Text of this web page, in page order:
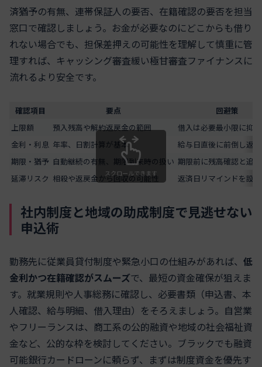
済猶予の有無、連帯保証人の要否、在籍確認の要否を担当
窓口で確認しましょう。お金が必要なのにどこからも借り
れない場合でも、担保差押えの可能性を理解して慎重に管
理すれば、キャッシング審査緩い極甘審査ファイナンスに
流れるより安全です。
確認項目 要点
回避策
上限額
預入残高や解約返戻金の範囲
借入は必要最小限に抑
金利・利息 年率、日割計算が基本
給与日直後に前倒し返済
期限・猶予 自動継続の有無、期限到来時の扱い 期限前に残高確認と追
延滞リスク 相殺や返戻金から回収の可能性 返済日リマインドを設定
スクロールできます
社内制度と地域の助成制度で見逃せない
申込術
勤務先に従業員貸付制度や緊急小口の仕組みがあれば、 低
金利かつ在籍確認がスムーズで、最短の資金確保が狙えま
す。就業規則や人事総務に確認し、必要書類（申込書、本
人確認、給与明細、借入理由）をそろえましょう。自営業
やフリーランスは、商工系の公的融資や地域の社会福祉資
金など、公的な枠を検討してください。ブラックでも融資
可能銀行カードローンに頼らず、まずは制度資金を優先す